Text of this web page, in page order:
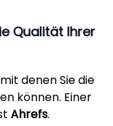
Qualität Ihrer
denen Sie die
können. Einer
Ahrefs.